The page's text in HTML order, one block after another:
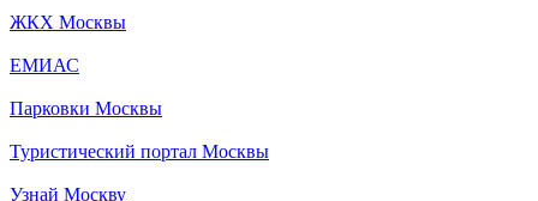
ЖКХ Москвы
ЕМИАС
Парковки Москвы
Туристический портал Москвы
Узнай Москву